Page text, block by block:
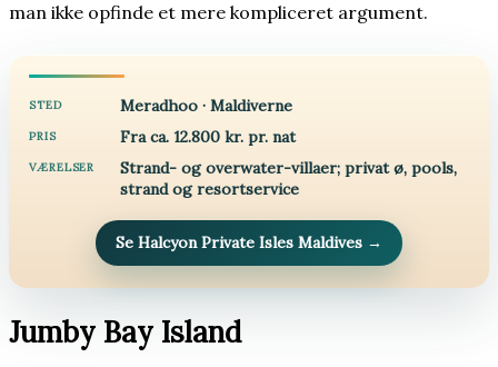
man ikke opfinde et mere kompliceret argument.
STED Meradhoo · Maldiverne
PRIS Fra ca. 12.800 kr. pr. nat
VÆRELSER
Strand- og overwater-villaer; privat ø, pools,
strand og resortservice
Se Halcyon Private Isles Maldives →
Jumby Bay Island